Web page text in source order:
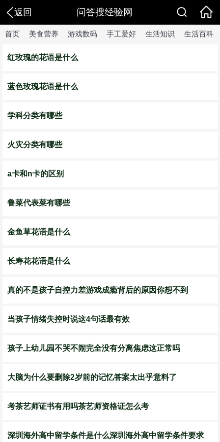
返回 问答搜经验网
首页 美食营养 游戏数码 手工爱好 生活知识 生活百科
红玫瑰的花语是什么
蓝色玫瑰花语是什么
学科分类有哪些
火灾分类有哪些
a卡和n卡的区别
鲁菜代表菜有哪些
金鱼草花语是什么
长寿花花语是什么
真的不是孩子自控力差游戏成瘾背后的原因你想不到
当孩子情绪失控时说这4句话最有效
孩子上幼儿园不哭不闹完全没有分离焦虑这正常吗
大脑为什么要删除2岁前的记忆答案太出乎意料了
​考茶艺师证书有用吗茶艺师资格证怎么考
​深圳海外高中留学条件是什么深圳海外高中留学条件要求